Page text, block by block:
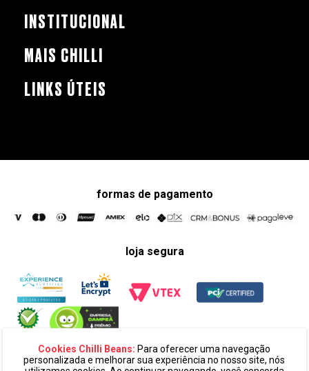
Cookies Chilli Beans: Para oferecer uma navegação
personalizada e melhorar sua experiência no nosso site, nós
INSTITUCIONAL
MAIS CHILLI
LINKS ÚTEIS
formas de pagamento
loja segura